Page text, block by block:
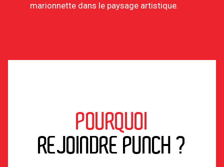
marionnette dans le paysage artistique.
POURQUOI
REJOINDRE PUNCH ?